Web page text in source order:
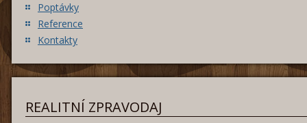
Poptávky
Reference
Kontakty
REALITNÍ ZPRAVODAJ